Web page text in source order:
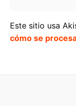
Este sitio usa
cómo se